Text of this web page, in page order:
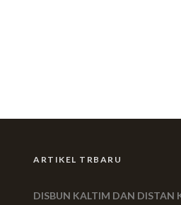
ARTIKEL TRBARU
DISBUN KALTIM DAN DISTAN